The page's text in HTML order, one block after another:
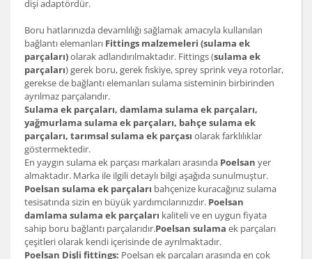
dişi adaptördür.
Boru hatlarınızda devamlılığı sağlamak amacıyla kullanılan
bağlantı elemanları Fittings malzemeleri (sulama ek
parçaları)olarak adlandırılmaktadır. Fittings (sulama ek
parçaları) gerek boru, gerek fıskiye, sprey sprink veya rotorlar,
gerekse de bağlantı elemanları sulama sisteminin birbirinden
ayrılmaz parçalarıdır.
Sulama ek parçaları, damlama sulama ek parçaları,
yağmurlama sulama ek parçaları, bahçe sulama ek
parçaları, tarımsal sulama ek parçası olarak farklılıklar
göstermektedir.
En yaygın sulama ek parçası markaları arasında Poelsan yer
almaktadır. Marka ile ilgili detaylı bilgi aşağıda sunulmuştur.
Poelsan sulama ek parçaları bahçenize kuracağınız sulama
tesisatında sizin en büyük yardımcılarınızdır. Poelsan
damlama sulama ek parçaları kaliteli ve en uygun fiyata
sahip boru bağlantı parçalarıdır.Poelsan sulama ek parçaları
çeşitleri olarak kendi içerisinde de ayrılmaktadır.
Poelsan Dişli fittings: Poelsan ek parçaları arasında en çok